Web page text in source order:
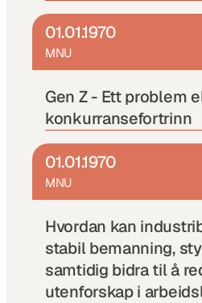
01.01.1970
MNU
Gen Z - Ett problem
konkurransefortrinn
01.01.1970
MNU
Hvordan kan
stabil bemanning,
samtidig bidra til å
utenforskap i